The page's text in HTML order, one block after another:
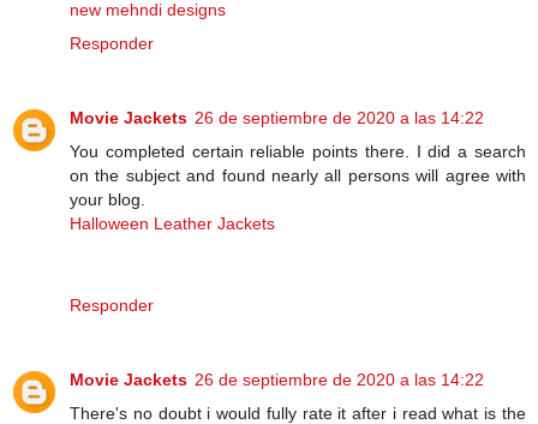
new mehndi designs
Responder
Movie Jackets 26 de septiembre de 2020 a las 14:22
You completed certain reliable points there. I did a search
on the subject and found nearly all persons will agree with
your blog.
Halloween Leather Jackets
Responder
Movie Jackets 26 de septiembre de 2020 a las 14:22
There's no doubt i would fully rate it after i read what is the